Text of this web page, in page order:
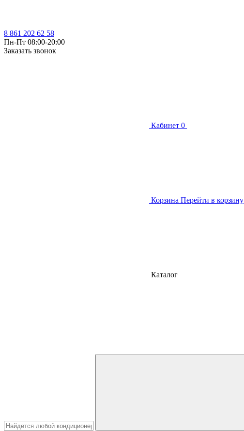
8 861 202 62 58
Пн-Пт 08:00-20:00
Заказать звонок
Кабинет 0
Корзина Перейти в корзину
Каталог